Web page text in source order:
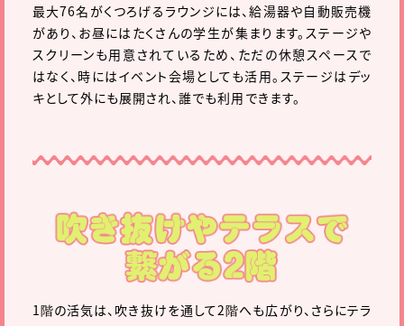
最大76名がくつろげるラウンジには、給湯器や自動販売機
があり、お昼にはたくさんの学生が集まります。ステージや
スクリーンも用意されているため、ただの休憩スペースで
はなく、時にはイベント会場としても活用。ステージはデッ
キとして外にも展開され、誰でも利用できます。
1階の活気は、吹き抜けを通して2階へも広がり、さらにテラ